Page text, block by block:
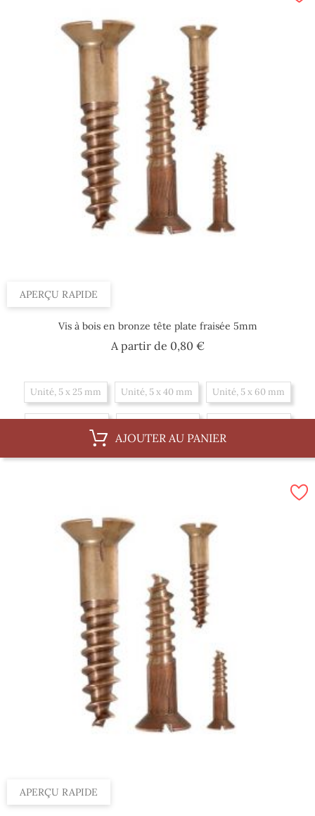
APERÇU RAPIDE
Vis à bois en bronze tête plate fraisée 5mm
A partir de 0,80 €Prix
Unité, 5 x 25 mm Unité, 5 x 40 mm Unité, 5 x 60 mm
Unité, 5 x 70 mm Unité, 5 x 35 mm Unité, 5 x 50 mm
Boite, 5 x 20 mm Boite, 5 x 70 mm
Boite, 5 x 50 mm
AJOUTER AU PANIER
APERÇU RAPIDE